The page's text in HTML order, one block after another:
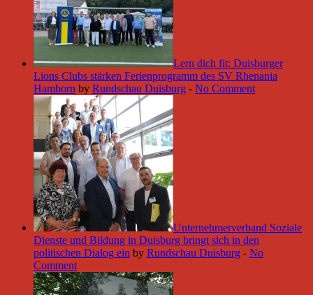
Lern dich fit: Duisburger
Lions Clubs stärken Ferienprogramm des SV Rhenania
Hamborn by Rundschau Duisburg - No Comment
Unternehmerverband Soziale
Dienste und Bildung in Duisburg bringt sich in den
politischen Dialog ein by Rundschau Duisburg - No
Comment